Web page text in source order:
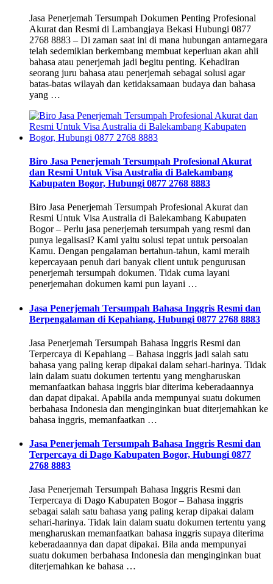
Jasa Penerjemah Tersumpah Dokumen Penting Profesional
Akurat dan Resmi di Lambangjaya Bekasi Hubungi 0877
2768 8883 – Di zaman saat ini di mana hubungan antarnegara
telah sedemikian berkembang membuat keperluan akan ahli
bahasa atau penerjemah jadi begitu penting. Kehadiran
seorang juru bahasa atau penerjemah sebagai solusi agar
batas-batas wilayah dan ketidaksamaan budaya dan bahasa
yang …
Biro Jasa Penerjemah Tersumpah Profesional Akurat
dan Resmi Untuk Visa Australia di Balekambang
Kabupaten Bogor, Hubungi 0877 2768 8883
Biro Jasa Penerjemah Tersumpah Profesional Akurat dan
Resmi Untuk Visa Australia di Balekambang Kabupaten
Bogor – Perlu jasa penerjemah tersumpah yang resmi dan
punya legalisasi? Kami yaitu solusi tepat untuk persoalan
Kamu. Dengan pengalaman bertahun-tahun, kami meraih
kepercayaan penuh dari banyak client untuk pengurusan
penerjemah tersumpah dokumen. Tidak cuma layani
penerjemahan dokumen kami pun layani …
Jasa Penerjemah Tersumpah Bahasa Inggris Resmi dan
Berpengalaman di Kepahiang, Hubungi 0877 2768 8883
Jasa Penerjemah Tersumpah Bahasa Inggris Resmi dan
Terpercaya di Kepahiang – Bahasa inggris jadi salah satu
bahasa yang paling kerap dipakai dalam sehari-harinya. Tidak
lain dalam suatu dokumen tertentu yang mengharuskan
memanfaatkan bahasa inggris biar diterima keberadaannya
dan dapat dipakai. Apabila anda mempunyai suatu dokumen
berbahasa Indonesia dan menginginkan buat diterjemahkan ke
bahasa inggris, memanfaatkan …
Jasa Penerjemah Tersumpah Bahasa Inggris Resmi dan
Terpercaya di Dago Kabupaten Bogor, Hubungi 0877
2768 8883
Jasa Penerjemah Tersumpah Bahasa Inggris Resmi dan
Terpercaya di Dago Kabupaten Bogor – Bahasa inggris
sebagai salah satu bahasa yang paling kerap dipakai dalam
sehari-harinya. Tidak lain dalam suatu dokumen tertentu yang
mengharuskan memanfaatkan bahasa inggris supaya diterima
keberadaannya dan dapat dipakai. Bila anda mempunyai
suatu dokumen berbahasa Indonesia dan menginginkan buat
diterjemahkan ke bahasa …